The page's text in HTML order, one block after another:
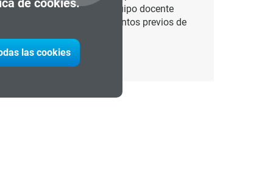
de cookies.
las cookies
actuales. El equipo docente
necesario tener conocimientos previos de